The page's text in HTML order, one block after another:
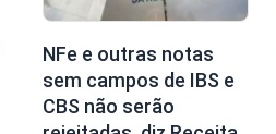
NFe e outras notas
sem campos de IBS e
CBS não serão